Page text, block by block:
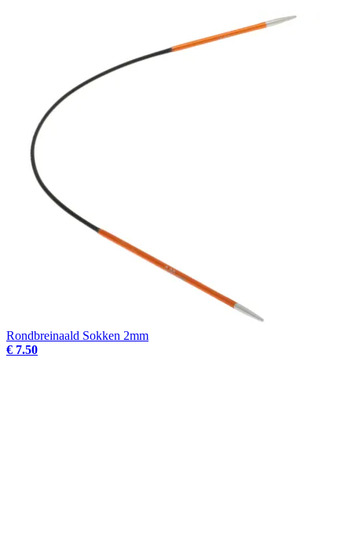
Rondbreinaald Sokken 2mm
€ 7.50